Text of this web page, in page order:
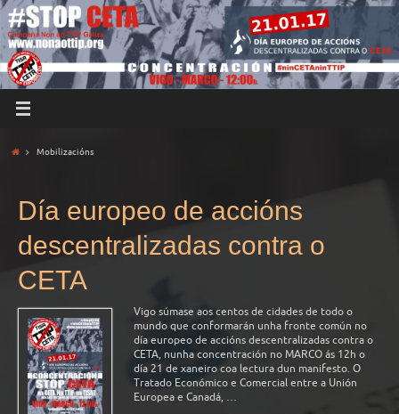
Mobilizacións
Día europeo de accións
descentralizadas contra o
CETA
Vigo súmase aos centos de cidades de todo o
mundo que conformarán unha fronte común no
día europeo de accións descentralizadas contra o
CETA, nunha concentración no MARCO ás 12h o
día 21 de xaneiro coa lectura dun manifesto. O
Tratado Económico e Comercial entre a Unión
Europea e Canadá, …